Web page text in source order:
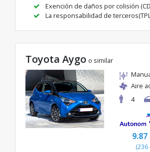
Exención de daños por colisión
La responsabilidad de
Toyota Aygo o similar
Aire
4
9.87